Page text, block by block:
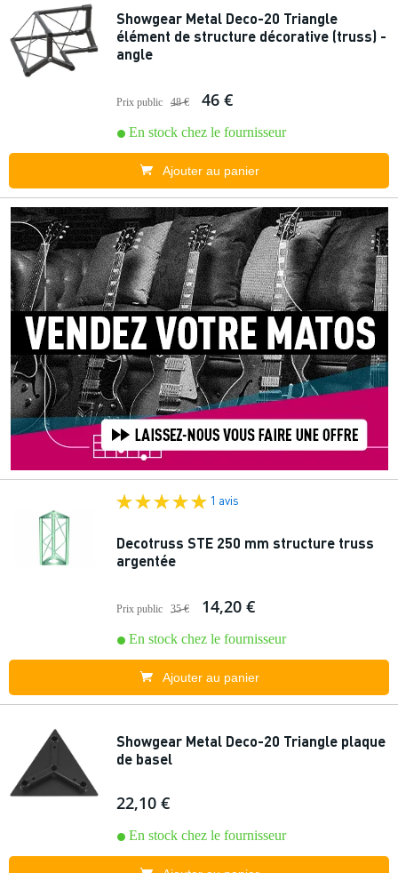
Showgear Metal Deco-20 Triangle
élément de structure décorative (truss) -
angle
Prix public 48 € 46 €
En stock chez le fournisseur
Ajouter au panier
1 avis
Decotruss STE 250 mm structure truss
argentée
Prix public 35 € 14,20 €
En stock chez le fournisseur
Ajouter au panier
Showgear Metal Deco-20 Triangle plaque
de basel
22,10 €
En stock chez le fournisseur